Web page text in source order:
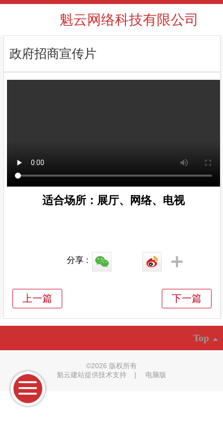
魁云网络科技有限公司
政府招商宣传片
适合场所：展厅、网络、电视
分享 :
Top
©2026 版权所有
魁云建站提供技术支持
| 电脑版